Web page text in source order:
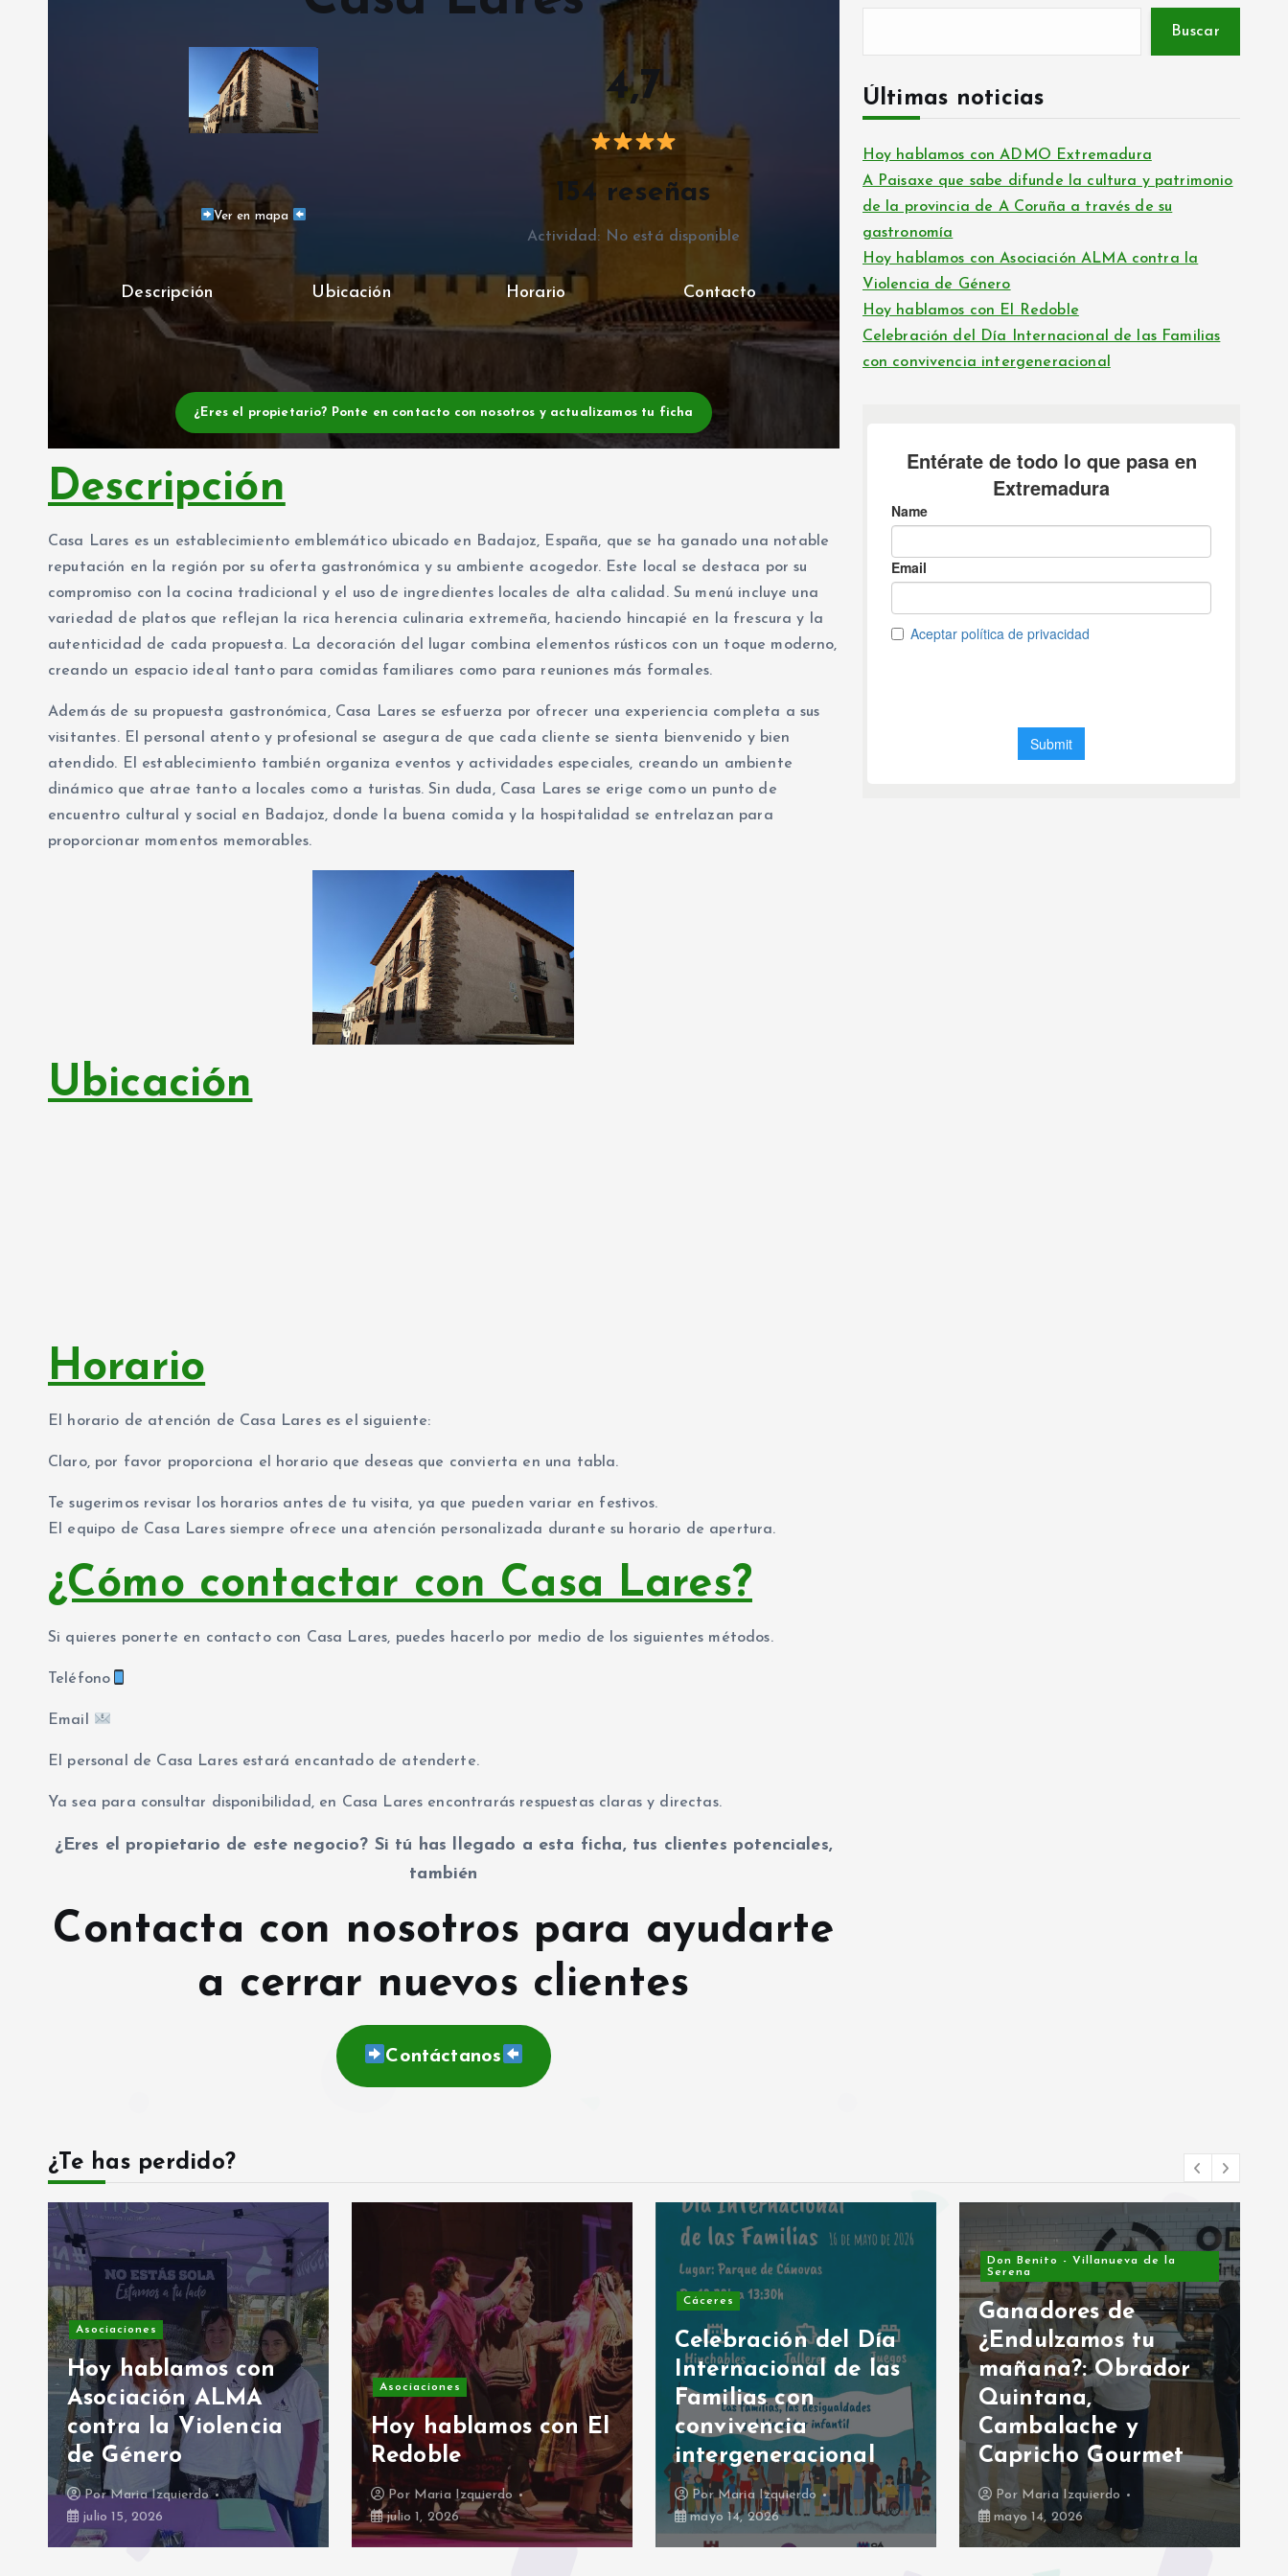
Ver en mapa
4,7
154 reseñas
Actividad: No está disponible
Descripción Ubicación Horario Contacto
¿Eres el propietario? Ponte en contacto con nosotros y actualizamos tu ficha
Descripción
Casa Lares es un establecimiento emblemático ubicado en Badajoz, España, que se ha ganado una notable
reputación en la región por su oferta gastronómica y su ambiente acogedor. Este local se destaca por su
compromiso con la cocina tradicional y el uso de ingredientes locales de alta calidad. Su menú incluye una
variedad de platos que reflejan la rica herencia culinaria extremeña, haciendo hincapié en la frescura y la
autenticidad de cada propuesta. La decoración del lugar combina elementos rústicos con un toque moderno,
creando un espacio ideal tanto para comidas familiares como para reuniones más formales.
Además de su propuesta gastronómica, Casa Lares se esfuerza por ofrecer una experiencia completa a sus
visitantes. El personal atento y profesional se asegura de que cada cliente se sienta bienvenido y bien
atendido. El establecimiento también organiza eventos y actividades especiales, creando un ambiente
dinámico que atrae tanto a locales como a turistas. Sin duda, Casa Lares se erige como un punto de
encuentro cultural y social en Badajoz, donde la buena comida y la hospitalidad se entrelazan para
proporcionar momentos memorables.
Ubicación
Horario
El horario de atención de Casa Lares es el siguiente:
Claro, por favor proporciona el horario que deseas que convierta en una tabla.
Te sugerimos revisar los horarios antes de tu visita, ya que pueden variar en festivos.
El equipo de Casa Lares siempre ofrece una atención personalizada durante su horario de apertura.
¿Cómo contactar con Casa Lares?
Si quieres ponerte en contacto con Casa Lares, puedes hacerlo por medio de los siguientes métodos.
Teléfono
Email
El personal de Casa Lares estará encantado de atenderte.
Ya sea para consultar disponibilidad, en Casa Lares encontrarás respuestas claras y directas.
¿Eres el propietario de este negocio? Si tú has llegado a esta ficha, tus clientes potenciales,
también
Contacta con nosotros para ayudarte
a cerrar nuevos clientes
Contáctanos
Buscar
Últimas noticias
Hoy hablamos con ADMO Extremadura
A Paisaxe que sabe difunde la cultura y patrimonio
de la provincia de A Coruña a través de su
gastronomía
Hoy hablamos con Asociación ALMA contra la
Violencia de Género
Hoy hablamos con El Redoble
Celebración del Día Internacional de las Familias
con convivencia intergeneracional
¿Te has perdido?
Asociaciones
Hoy hablamos con
Asociación ALMA
contra la Violencia
de Género
PorMaria Izquierdo
julio 15, 2026
Asociaciones
Hoy hablamos con El
Redoble
Por Maria Izquierdo
julio 1, 2026
Cáceres
Celebración del Día
Internacional de las
Familias con
convivencia
intergeneracional
PorMaria Izquierdo
mayo 14, 2026
Don Benito - Villanueva de la
Serena
Ganadores de
¿Endulzamos tu
mañana?: Obrador
Quintana,
Cambalache y
Capricho Gourmet
Por Maria Izquierdo
mayo 14, 2026